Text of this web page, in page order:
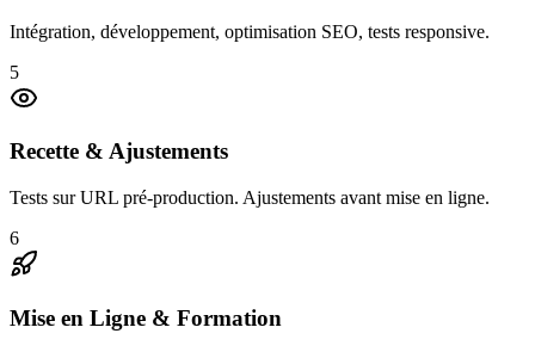
Intégration, développement, optimisation SEO, tests responsive.
5
Recette & Ajustements
Tests sur URL pré-production. Ajustements avant mise en ligne.
6
Mise en Ligne & Formation